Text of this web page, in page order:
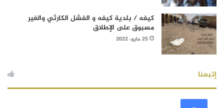
كيفه / بلدية كيفه و الفشل الكارثي والغير
مسبوق على الإطلاق
25 مايو، 2022
إتبعنا